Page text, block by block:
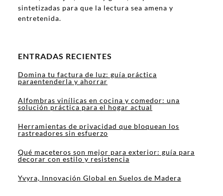
sintetizadas para que la lectura sea amena y
entretenida.
ENTRADAS RECIENTES
Domina tu factura de luz: guía práctica
paraentenderla y ahorrar
Alfombras vinílicas en cocina y comedor: una
solución práctica para el hogar actual
Herramientas de privacidad que bloquean los
rastreadores sin esfuerzo
Qué maceteros son mejor para exterior: guía para
decorar con estilo y resistencia
Yvyra, Innovación Global en Suelos de Madera